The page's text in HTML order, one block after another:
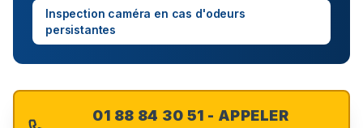
Inspection caméra en cas d'odeurs
persistantes
01 88 84 30 51 - APPELER